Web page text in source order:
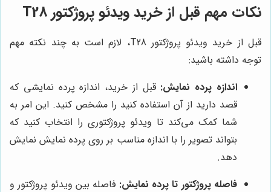
نکات مهم قبل از خرید ویدئو پروژکتور T28
قبل از خرید ویدئو پروژکتور T28، لازم است به چند نکته مهم
توجه داشته باشید:
اندازه پرده نمایش: قبل از خرید، اندازه پرده نمایشی که
قصد دارید از آن استفاده کنید را مشخص کنید. این امر به
شما کمک می‌کند تا ویدئو پروژکتوری را انتخاب کنید که
بتواند تصویر را با اندازه مناسب بر روی پرده نمایش نمایش
دهد.
فاصله پروژکتور تا پرده نمایش: فاصله بین ویدئو پروژکتور و